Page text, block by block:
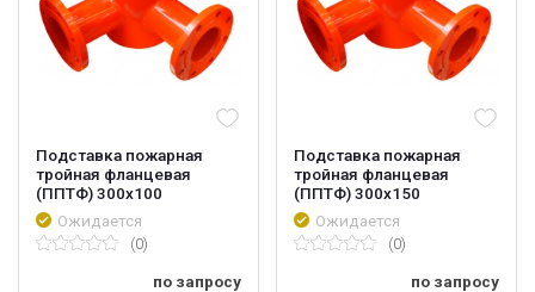
Подставка пожарная
тройная фланцевая
(ППТФ) 300х100
Ожидается
(0)
по запросу
Подставка пожарная
тройная фланцевая
(ППТФ) 300х150
Ожидается
(0)
по запросу